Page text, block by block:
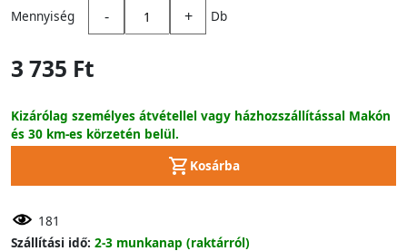
Mennyiség - + Db
3 735 Ft
Kizárólag személyes átvétellel vagy házhozszállítással Makón
és 30 km-es körzetén belül.
Kosárba
181
Szállítási idő: 2-3 munkanap (raktárról)